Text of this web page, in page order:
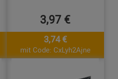
3,97 €
3,74 €
mit Code: CxLyh2Ajne